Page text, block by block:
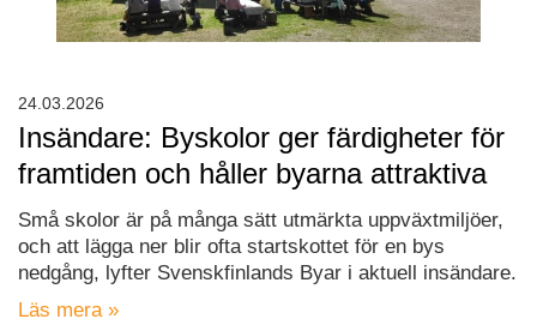
Insändare: Byskolor ger färdigheter för
framtiden och håller byarna attraktiva
Små skolor är på många sätt utmärkta uppväxtmiljöer,
och att lägga ner blir ofta startskottet för en bys
nedgång, lyfter Svenskfinlands Byar i aktuell insändare.
Läs mera »
24.03.2026